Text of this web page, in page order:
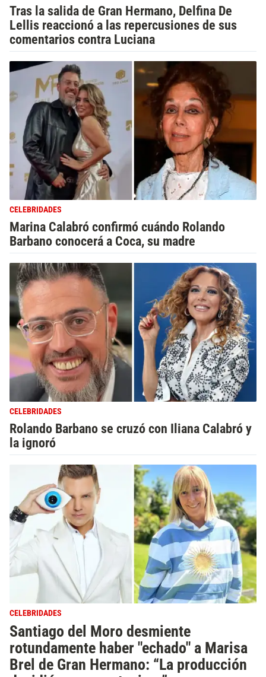
Tras la salida de Gran Hermano, Delfina De
Lellis reaccionó a las repercusiones de sus
comentarios contra Luciana
CELEBRIDADES
Marina Calabró confirmó cuándo Rolando
Barbano conocerá a Coca, su madre
CELEBRIDADES
Rolando Barbano se cruzó con Iliana Calabró y
la ignoró
CELEBRIDADES
Santiago del Moro desmiente
rotundamente haber "echado" a Marisa
Brel de Gran Hermano: “La producción